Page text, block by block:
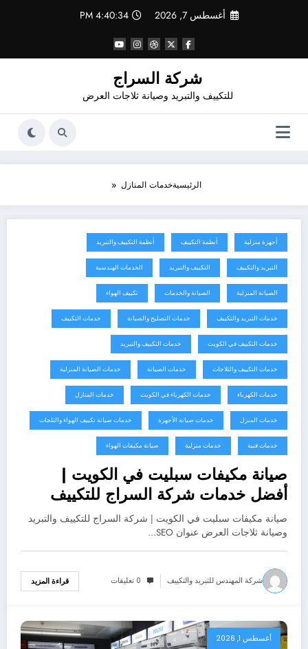
أغسطس 7, 2026 4:40:36 PM
شركة السراج
للتكييف والتبريد وصيانة ثلاجات العرض
الرئيسيةخدمات المنازل
أغسطس 2, 2026
أجهزة منزلية أنظمة التكييف أنظمة التكييف والتبريد
التبريد والتكييف التكييف والتبريد الخدمات الهندسية
الصيانة المنزلية الصيانة والخدمات تكييف الهواء
خدمات التبريد والتكييف خدمات التصليح والصيانة خدمات التكييف
خدمات التكييف في الكويت خدمات التكييف والتبريد
خدمات التكييف والثلاجات خدمات الصيانة خدمات الصيانة المنزلية
خدمات الكهرباء خدمات الكهرباء في الكويت خدمات المنازل
خدمات المنزل خدمات صيانة الأجهزة خدمات صيانة تكييف الهواء والثلجات
خدمات فنية خدمات منزلية صيانة مكيفات الهواء
صيانة مكيفات سبليت في الكويت |
أفضل خدمات شركة السراج للتكييف
صيانة مكيفات سبليت في الكويت | شركة السراج للتكييف والتبريد
وصيانة ثلاجات العرض عنوان SEO…
شركة المهندس للتبريد والتكييف 0 تعليقات قراءة المزيد
أغسطس 1, 2026